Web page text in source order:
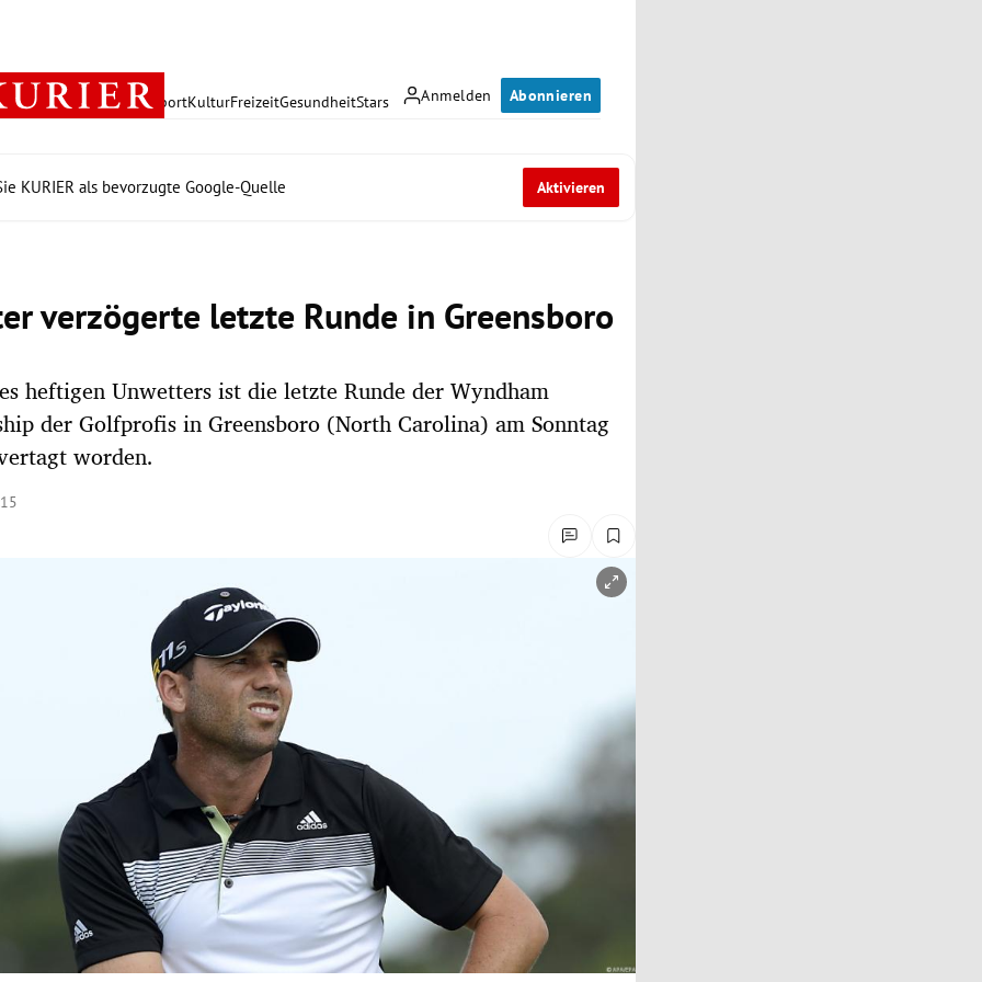
Anmelden Abonnieren
PolitikWirtschaft SportKulturFreizeitGesundheitStars
KURIER als bevorzugte Google-Quelle Aktivieren
verzögerte letzte Runde in Greensboro
heftigen Unwetters ist die letzte Runde der Wyndham
der Golfprofis in Greensboro (North Carolina) am Sonntag
worden.
öffnen/schließen